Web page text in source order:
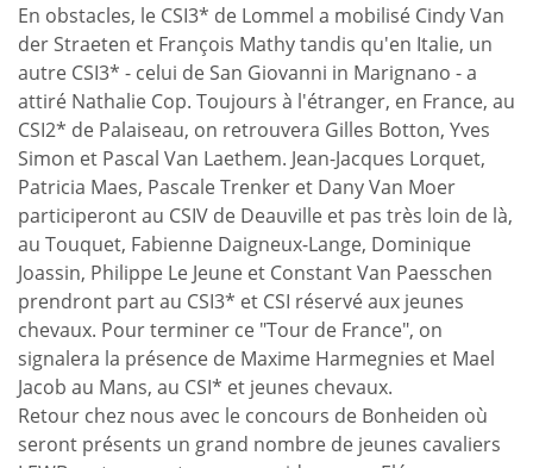
En obstacles, le CSI3* de Lommel a mobilisé Cindy Van
der Straeten et François Mathy tandis qu'en Italie, un
autre CSI3* - celui de San Giovanni in Marignano - a
attiré Nathalie Cop. Toujours à l'étranger, en France, au
CSI2* de Palaiseau, on retrouvera Gilles Botton, Yves
Simon et Pascal Van Laethem. Jean-Jacques Lorquet,
Patricia Maes, Pascale Trenker et Dany Van Moer
participeront au CSIV de Deauville et pas très loin de là,
au Touquet, Fabienne Daigneux-Lange, Dominique
Joassin, Philippe Le Jeune et Constant Van Paesschen
prendront part au CSI3* et CSI réservé aux jeunes
chevaux. Pour terminer ce "Tour de France", on
signalera la présence de Maxime Harmegnies et Mael
Jacob au Mans, au CSI* et jeunes chevaux.
Retour chez nous avec le concours de Bonheiden où
seront présents un grand nombre de jeunes cavaliers